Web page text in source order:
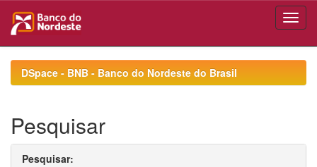
navigationDSpace - BNB - Banco do Nordeste do Brasil
Pesquisar
Pesquisar: